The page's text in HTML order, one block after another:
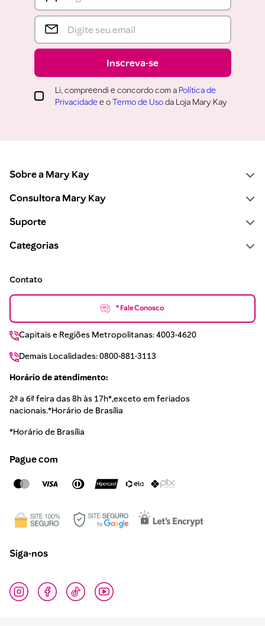
Inscreva-se
Li, compreendi e concordo com a Política de
Privacidade e oTermo de Usoda Loja Mary Kay
Sobre a Mary Kay
Consultora Mary Kay
Suporte
Categorias
Contato
* Fale Conosco
Capitais e Regiões Metropolitanas: 4003-4620
Demais Localidades: 0800-881-3113
Horário de atendimento:
2ª a 6ª feira das 8h às 17h*,exceto em feriados
nacionais.*Horário de Brasília
*Horário de Brasília
Pague com
Siga-nos